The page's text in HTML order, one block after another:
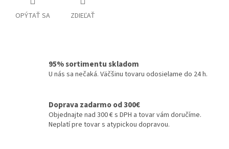
OPÝTAŤ SA ZDIEĽAŤ
95% sortimentu skladom
U nás sa nečaká. Väčšinu tovaru odosielame do 24 h.
Doprava zadarmo od 300€
Objednajte nad 300 € s DPH a tovar vám doručíme.
Neplatí pre tovar s atypickou dopravou.